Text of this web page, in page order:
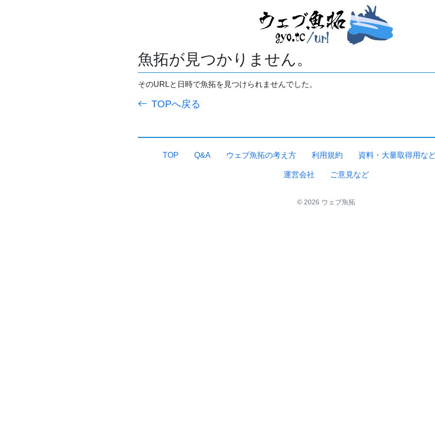
魚拓が見つかりません。
そのURLと日時で魚拓を見つけられませんでした。
TOPへ戻る
TOP Q&A ウェブ魚拓の考え方 利用規約 資料・大量取得用な
運営会社 ご意見など
© 2026 ウェブ魚拓